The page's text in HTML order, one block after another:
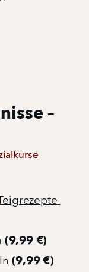
–
(9,99 €)
(9,99 €)